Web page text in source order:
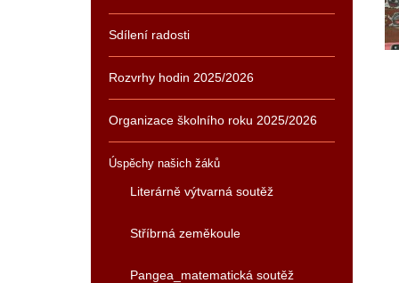
Sdílení radosti
Rozvrhy hodin 2025/2026
Organizace školního roku 2025/2026
Úspěchy našich žáků
Literárně výtvarná soutěž
Stříbrná zeměkoule
Pangea_matematická soutěž